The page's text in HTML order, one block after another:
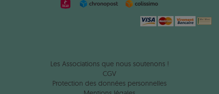
Les Associations que nous soutenons !
CGV
Protection des données personnelles